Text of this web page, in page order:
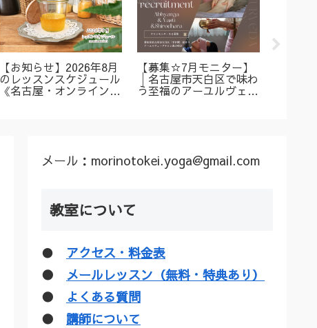
【お知らせ】2026年8月
のレッスンスケジュール
《名古屋・オンラインア
【募集☆7月モニター】
│名古屋市天白区で味わ
う至福のアーユルヴェー
メール：morinotokei.yoga@gmail.com
教室について
● アクセス・料金表
● メールレッスン（無料・特典あり）
●
よくある質問
● 講師について